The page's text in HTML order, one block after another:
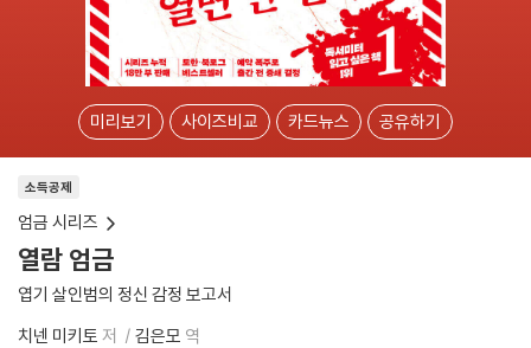
미리보기 사이즈비교 카드뉴스 공유하기
소득공제
엄금 시리즈
열람 엄금
엽기 살인범의 정신 감정 보고서
치넨 미키토 저 김은모 역